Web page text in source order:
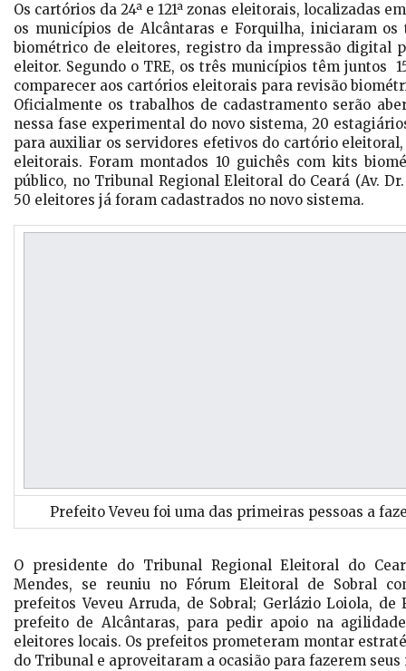
Os cartórios da 24ª e 121ª zonas eleitorais, localizadas
os municípios de Alcântaras e Forquilha, iniciaram os
biométrico de eleitores, registro da impressão digital
eleitor. Segundo o TRE, os três municípios têm juntos
comparecer aos cartórios eleitorais para revisão
Oficialmente os trabalhos de cadastramento serão
nessa fase experimental do novo sistema, 20
para auxiliar os servidores efetivos do cartório
eleitorais. Foram montados 10 guichês com kits
público, no Tribunal Regional Eleitoral do Ceará (Av.
50 eleitores já foram cadastrados no novo sistema.
Prefeito Veveu foi uma das primeiras pessoas a
O presidente do Tribunal Regional Eleitoral do
Mendes, se reuniu no Fórum Eleitoral de Sobral
prefeitos Veveu Arruda, de Sobral; Gerlázio Loiola, de
prefeito de Alcântaras, para pedir apoio na
eleitores locais. Os prefeitos prometeram montar
do Tribunal e aproveitaram a ocasião para fazerem